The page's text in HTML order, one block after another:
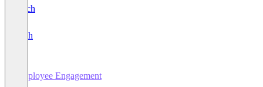
Deutsch
English
Employee Engagement